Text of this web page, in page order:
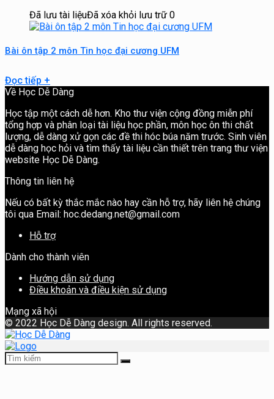
Đã lưu tài liệuĐã xóa khỏi lưu trữ 0
Bài ôn tập 2 môn Tin học đại cương UFM
Đọc tiếp +
Về Học Dễ Dàng
Học tập một cách dễ hơn. Kho thư viện cộng đồng miễn phí
tổng hợp và phân loại tài liệu học phần, môn học ôn thi chất
lượng, dễ dàng xử gọn các đề thi hóc búa năm trước. Sinh viên
dễ dàng học hỏi và tìm thấy tài liệu cần thiết trên trang thư viện
website Học Dễ Dàng.
Thông tin liên hệ
Nếu có bất kỳ thắc mắc nào hay cần hỗ trợ, hãy liên hệ chúng
tôi qua Email: hoc.dedang.net@gmail.com
Hỗ trợ
Dành cho thành viên
Hướng dẫn sử dụng
Điều khoản và điều kiện sử dụng
Mạng xã hội
© 2022 Học Dễ Dàng design. All rights reserved.